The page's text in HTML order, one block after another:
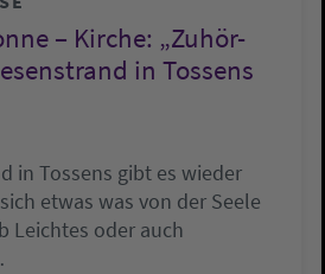
– Kirche: „Zuhör-
in Tossens
in Tossens gibt es wieder
etwas was von der Seele
Leichtes oder auch